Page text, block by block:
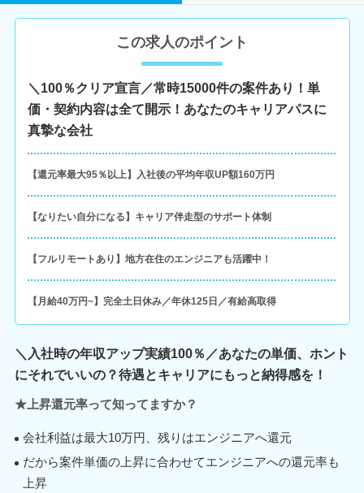
この求人のポイント
＼100％クリア宣言／常時15000件の案件あり！単
価・契約内容は全て開示！あなたのキャリアパスに
真摯な会社
【還元率最大95％以上】入社後の平均年収UP額160万円
【なりたい自分になる】キャリア伴走型のサポート体制
【フルリモートあり】地方在住のエンジニアも活躍中！
【月給40万円~】完全土日休み／年休125日／有給高取得
＼入社時の年収アップ実績100％／あなたの単価、ホント
にそれでいいの？待遇とキャリアにもっと納得感を！
★上昇還元率って知ってますか？
会社利益は最大10万円、残りはエンジニアへ還元
だから案件単価の上昇に合わせてエンジニアへの還元率も
上昇